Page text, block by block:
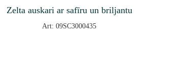
Zelta auskari ar safīru un briljantu
Art: 09SC3000435